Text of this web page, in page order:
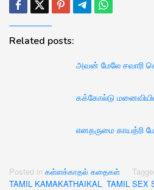
Related posts:
அவன் மேலே சவாரி
கக்கோல்டு
எனதருமை காயத்ரி
Posted in கள்ளக்காதல் கதைகள்
TAMIL KAMAKATHAIKAL, TAMIL SEX